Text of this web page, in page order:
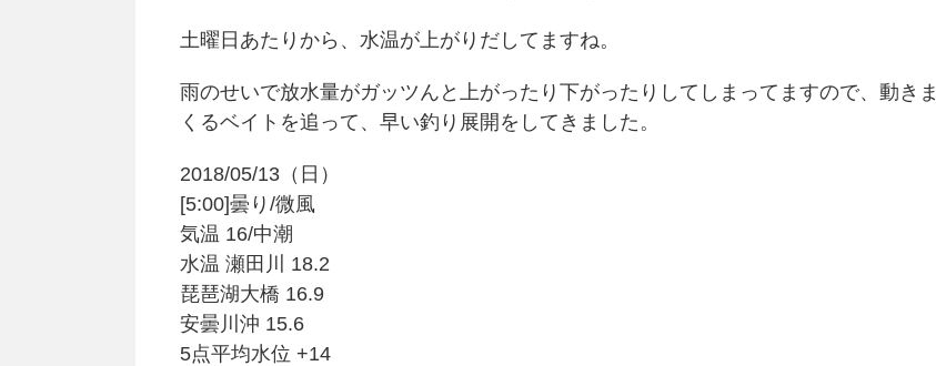
土曜日あたりから、水温が上がりだしてますね。
雨のせいで放水量がガッツんと上がったり下がったりしてしまってますので、動きま
くるベイトを追って、早い釣り展開をしてきました。
2018/05/13（日）
[5:00]曇り/微風
気温 16/中潮
水温 瀬田川 18.2
琵琶湖大橋 16.9
安曇川沖 15.6
5点平均水位 +14